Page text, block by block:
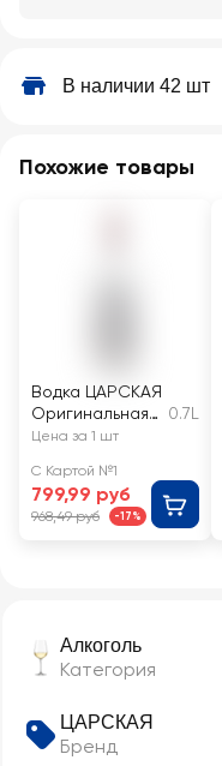
В наличии 42 шт
Алкоголь
Категория
ЦАРСКАЯ
Бренд
Похожие товары
Водка ЦАРСКАЯ
Оригинальная
40%
0.7L
Цена за 1 шт
С Картой №1
799,99 руб
968,49 руб -17%